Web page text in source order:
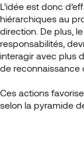
L’idée est donc
hiérarchiques au
direction. De plus,
responsabilités,
interagir avec plus
de reconnaissance
Ces actions
selon la pyramide